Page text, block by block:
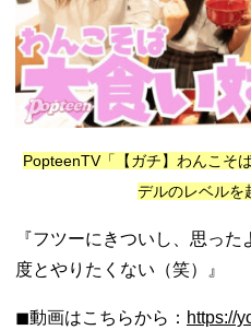
PopteenTV「【ガチ】わんこそ
デルのレベルを
『フツーにきついし、思っ
度とやりたくない（笑）』
◼︎動画はこちらから： https://